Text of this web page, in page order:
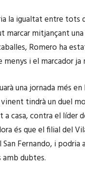
la igualtat entre tots
marcar mitjançant
Romero ha
i el marcador ja
una jornada més
tindrà un duel
casa, contra el líder
és que el filial del
Fernando, i
dubtes.